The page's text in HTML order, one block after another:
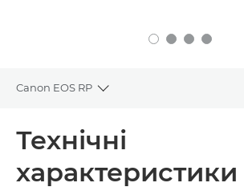
Canon EOS RP
Toggle breadcrumbs
Технічні характеристики
Технічні
характеристики